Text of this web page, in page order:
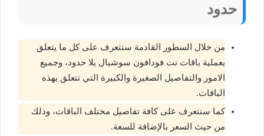
حدود
من خلال السطور القادمة سنتعرف على كل ما يتعلق
بعملية باقات نت فودافون سوشيال بلا حدود، وجميع
الامور والتفاصيل الصغيرة والكبيرة التي تتعلق بهذه
الباقات.
كما سنتعرف على كافة تفاصيل مختلف الباقات، وذلك
من حيث السعر بالإضافة للسعة.